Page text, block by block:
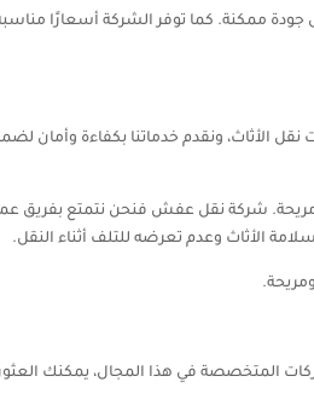
جودة ممكنة. كما توفر الشركة أسعارًا
ونقدم خدماتنا بكفاءة وأمان
ومريحة. شركة نقل عفش فنحن نتمتع بفريق
الأثاث وعدم تعرضه للتلف أثناء النقل.
المتخصصة في هذا المجال، يمكنك